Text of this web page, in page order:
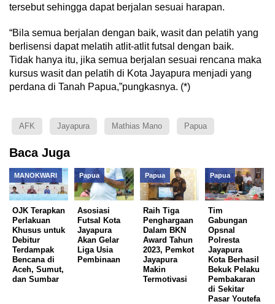
tersebut sehingga dapat berjalan sesuai harapan.
“Bila semua berjalan dengan baik, wasit dan pelatih yang
berlisensi dapat melatih atlit-atlit futsal dengan baik.
Tidak hanya itu, jika semua berjalan sesuai rencana maka
kursus wasit dan pelatih di Kota Jayapura menjadi yang
perdana di Tanah Papua,”pungkasnya. (*)
AFK Jayapura Mathias Mano Papua
Baca Juga
MANOKWARI
OJK Terapkan
Perlakuan
Khusus untuk
Debitur
Terdampak
Bencana di
Aceh, Sumut,
dan Sumbar
Papua
Asosiasi
Futsal Kota
Jayapura
Akan Gelar
Liga Usia
Pembinaan
Papua
Raih Tiga
Penghargaan
Dalam BKN
Award Tahun
2023, Pemkot
Jayapura
Makin
Termotivasi
Papua
Tim
Gabungan
Opsnal
Polresta
Jayapura
Kota Berhasil
Bekuk Pelaku
Pembakaran
di Sekitar
Pasar Youtefa